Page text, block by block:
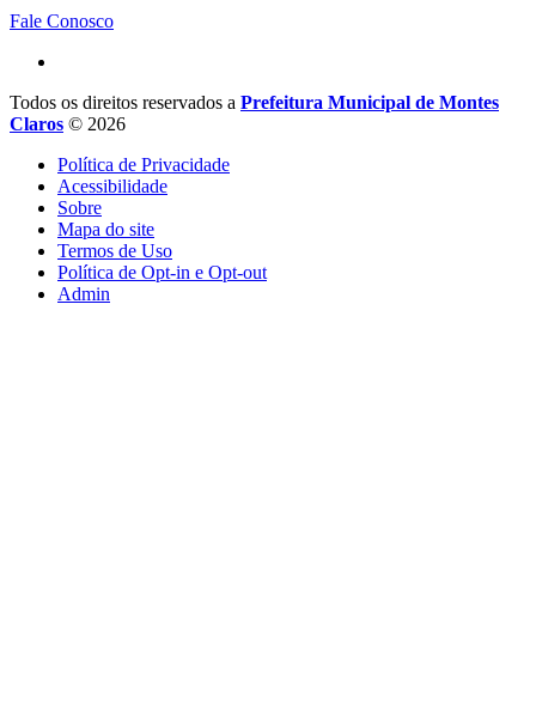
Fale Conosco
Todos os direitos reservados a Prefeitura Municipal de Montes
Claros © 2026
Política de Privacidade
Acessibilidade
Sobre
Mapa do site
Termos de Uso
Política de Opt-in e Opt-out
Admin